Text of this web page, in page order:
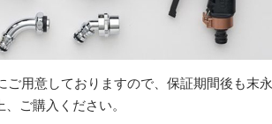
用意しておりますので、保証期間後も末永
ご購入ください。